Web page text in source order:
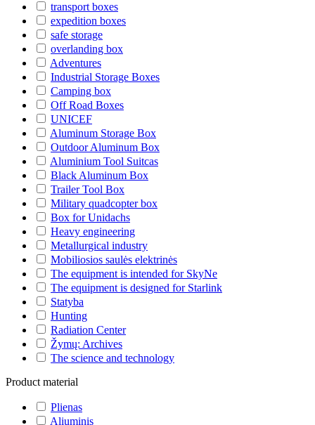
transport boxes
expedition boxes
safe storage
overlanding box
Adventures
Industrial Storage Boxes
Camping box
Off Road Boxes
UNICEF
Aluminum Storage Box
Outdoor Aluminum Box
Aluminium Tool Suitcas
Black Aluminum Box
Trailer Tool Box
Military quadcopter box
Box for Unidachs
Heavy engineering
Metallurgical industry
Mobiliosios saulės elektrinės
The equipment is intended for SkyNe
The equipment is designed for Starlink
Statyba
Hunting
Radiation Center
Žymų: Archives
The science and technology
Product material
Plienas
Aliuminis